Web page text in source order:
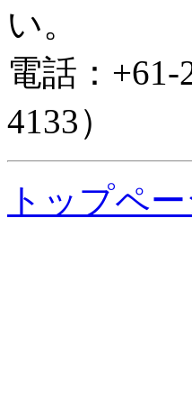
い。
電話：+61-
4133）
トップペ